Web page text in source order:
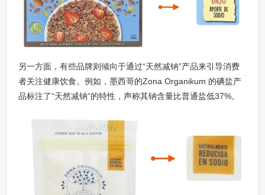
另一方面，有些品牌则倾向于通过“天然减钠”产品来引导消费
者关注健康饮食。例如，墨西哥的Zona Organikum 的碘盐产
品标注了“天然减钠”的特性，声称其钠含量比普通盐低37%。